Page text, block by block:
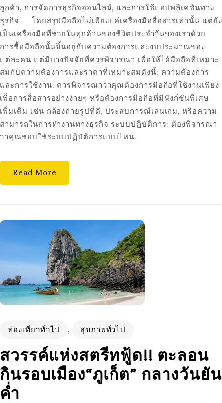
ลูกค้า, การจัดการธุรกิจออนไลน์, และการใช้แอปพลิเคชันทาง
ธุรกิจ โดยสรุปมือถือไม่เพียงแค่เครื่องมือสื่อสารเท่านั้น แต่ยัง
เป็นเครื่องมือที่ช่วยในทุกด้านของชีวิตประจำวันของเราด้วย
การซื้อมือถือนั้นขึ้นอยู่กับความต้องการและงบประมาณของ
แต่ละคน แต่มีบางปัจจัยที่ควรพิจารณา เพื่อให้ได้มือถือที่เหมาะ
สมกับความต้องการและราคาที่เหมาะสมดังนี้: ความต้องการ
และการใช้งาน: ควรพิจารณาว่าคุณต้องการมือถือที่ใช้งานเพียง
เพื่อการสื่อสารอย่างง่ายๆ หรือต้องการมือถือที่มีฟังก์ชันพิเศษ
เพิ่มเติม เช่น กล้องถ่ายรูปที่ดี, ประสบการณ์เล่นเกม, หรือความ
สามารถในการทำงานทางธุรกิจ ระบบปฏิบัติการ: ต้องพิจารณา
ว่าคุณชอบใช้ระบบปฏิบัติการแบบไหน.
Read More
ท่องเที่ยวทั่วไป , สุขภาพทั่วไป
สวรรค์แห่งสตรีทฟู้ด!! ตะลอน
กินรอบเมือง“ภูเก็ต” กลางวันยัน
ค่ำ